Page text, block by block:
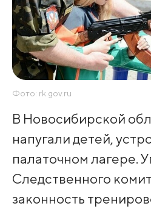
Фото: rk.gov.ru
В Новосибирской
напугали детей,
палаточном лагере.
Следственного
законность